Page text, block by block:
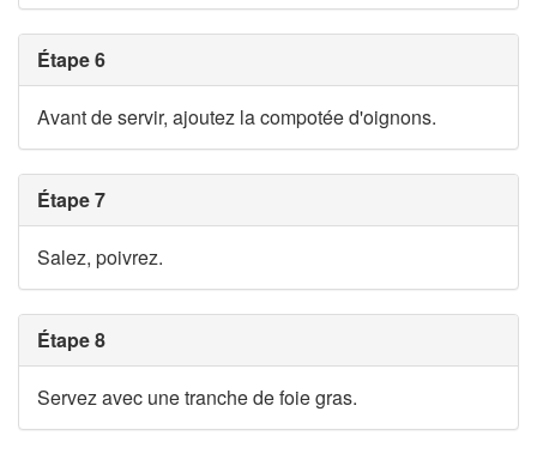
Étape 6
Avant de servir, ajoutez la compotée d'oignons.
Étape 7
Salez, poivrez.
Étape 8
Servez avec une tranche de foie gras.